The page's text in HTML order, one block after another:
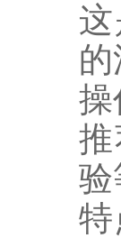
操
验